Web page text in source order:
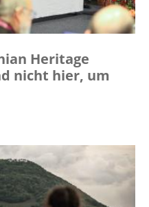
Heritage
nicht hier, um